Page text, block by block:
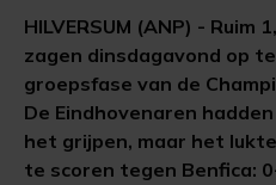
HILVERSUM (ANP) - Ruim
zagen dinsdagavond op
groepsfase van de
De Eindhovenaren
het grijpen, maar het
te scoren tegen Benfica: